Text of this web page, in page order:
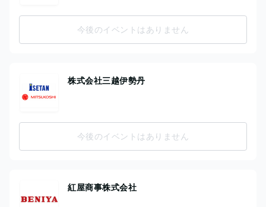
今後のイベントはありません
株式会社三越伊勢丹
今後のイベントはありません
紅屋商事株式会社